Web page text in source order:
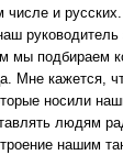
числе и
руководитель
мы подбираем
Мне кажется,
носили
людям
нашим